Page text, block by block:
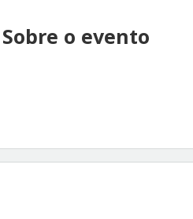
Sobre o evento